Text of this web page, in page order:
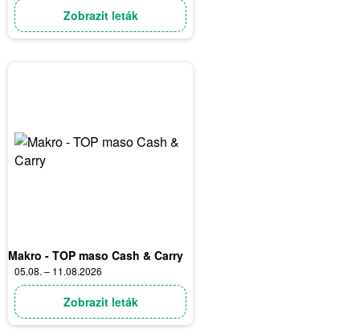
Zobrazit leták
Makro - TOP maso Cash & Carry
05.08. – 11.08.2026
Zobrazit leták